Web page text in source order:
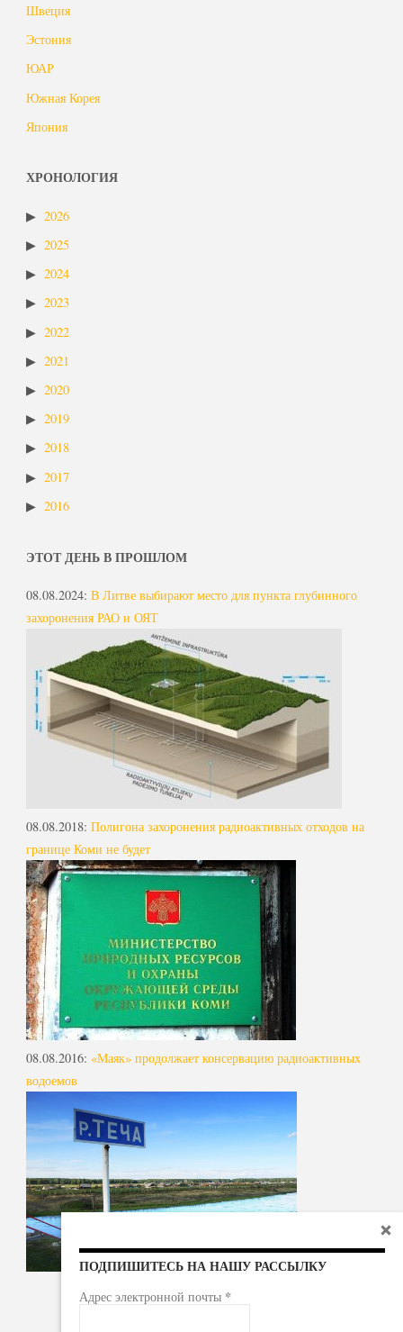
Швеция
Эстония
ЮАР
Южная Корея
Япония
ХРОНОЛОГИЯ
2026
2025
2024
2023
2022
2021
2020
2019
2018
2017
2016
ЭТОТ ДЕНЬ В ПРОШЛОМ
08.08.2024: В Литве выбирают место для пункта глубинного
захоронения РАО и ОЯТ
08.08.2018: Полигона захоронения радиоактивных отходов на
границе Коми не будет
08.08.2016: «Маяк» продолжает консервацию радиоактивных
водоемов
ПОДПИШИТЕСЬ НА НАШУ РАССЫЛКУ
Адрес электронной почты *